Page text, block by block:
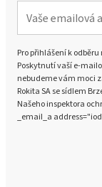
Pro přihlášení k
Poskytnutí vaší e-
nebudeme vám moci
Rokita SA se sídlem
Našeho inspektora
_email_a